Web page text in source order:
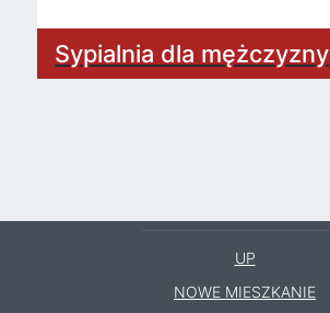
Sypialnia dla mężczyzny
UP
NOWE MIESZKANIE